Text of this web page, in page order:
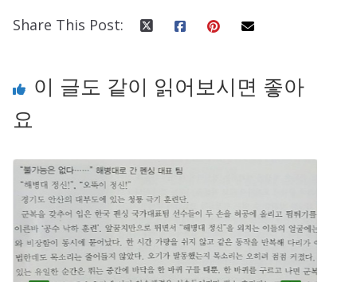
Share This Post:
이 글도 같이 읽어보시면 좋아
요